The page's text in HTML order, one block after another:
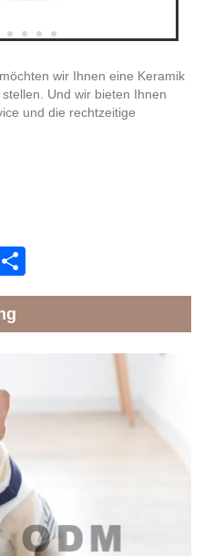
wir Ihnen eine Keramik
Und wir bieten Ihnen
und die rechtzeitige